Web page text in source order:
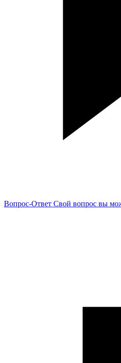
Вопрос-Ответ Свой вопрос вы